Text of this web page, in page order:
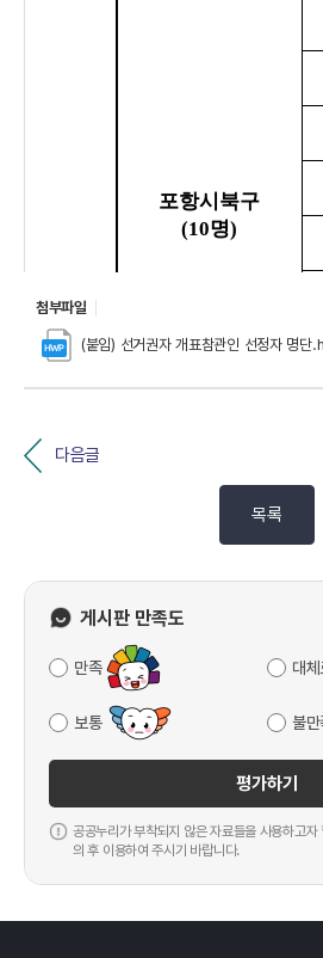
첨부파일
(붙임) 선거권자 개표참관인 선정자 명단
다음글
목록
게시판 만족도
만족 대
보통 불만
평가하기
공공누리가 부착되지 않은 자료들을 사용하고자
의 후 이용하여 주시기 바랍니다.